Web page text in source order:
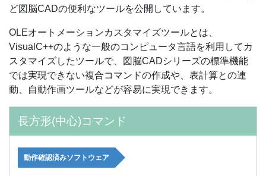
ど図脳CADの便利なツールを公開しています。
OLEオートメーションカスタマイズツールとは、
VisualC++のような一般のコンピュータ言語を利用してカ
スタマイズしたツールで、図脳CADシリーズの標準機能
では実現できない複合コマンドの作成や、表計算との連
動、自動作画ツールなどが容易に実現できます。
長方形(中心)コマンド
動作確認済みソフトウェア